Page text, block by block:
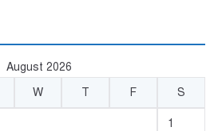
August 2026
W T F S
1